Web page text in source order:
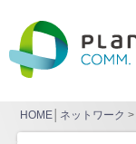
HOME ネットワーク >